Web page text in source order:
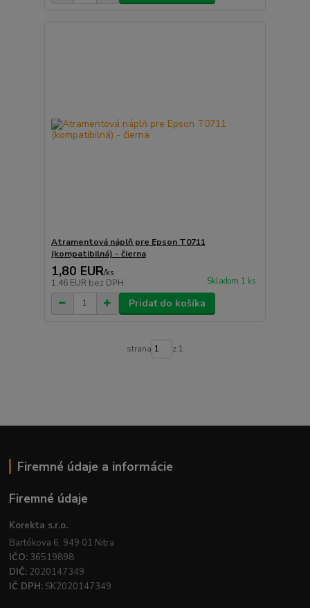
Atramentová náplň pre Epson T0711
(kompatibilná) - čierna
1,80 EUR/ks
1,46 EUR bez DPH Skladom 1 ks
Pridať do košíka
strana z 1
Firemné údaje a informácie
Firemné údaje
Korekta s.r.o.
Bartókova 6, 949 01 Nitra
IČO: 36519898
DIČ: 2020147349
IČ DPH: SK2020147349